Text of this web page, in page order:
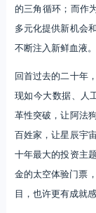
的三角循环；而作
多元化提供新机会
不断注入新鲜血液。
回首过去的二十年，
现如今大数据、人
革性突破，让阿法
百姓家，让星辰宇
十年最大的投资主
金的太空体验门票
目，也许更有成就